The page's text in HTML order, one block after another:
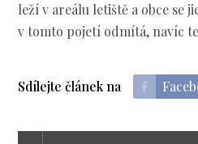
leží v areálu letiště a obce se
v tomto pojetí odmítá, navíc
Sdílejte článek na